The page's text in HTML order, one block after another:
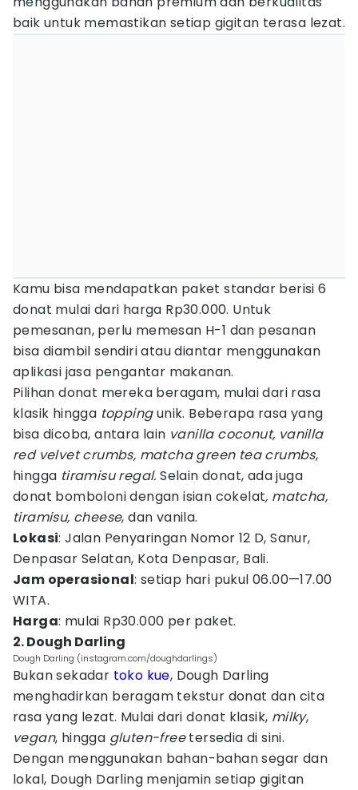
baik untuk memastikan setiap gigitan terasa lezat.
Kamu bisa mendapatkan paket standar berisi 6
donat mulai dari harga Rp30.000. Untuk
pemesanan, perlu memesan H-1 dan pesanan
bisa diambil sendiri atau diantar menggunakan
aplikasi jasa pengantar makanan.
Pilihan donat mereka beragam, mulai dari rasa
klasik hingga toppingunik. Beberapa rasa yang
bisa dicoba, antara lain vanilla coconut, vanilla
red velvet crumbs, matcha green tea crumbs,
hingga tiramisu regal. Selain donat, ada juga
donat bomboloni dengan isian cokelat, matcha,
tiramisu, cheese, dan vanila.
Lokasi: Jalan Penyaringan Nomor 12 D, Sanur,
Denpasar Selatan, Kota Denpasar, Bali.
Jam operasional: setiap hari pukul 06.00—17.00
WITA.
Harga: mulai Rp30.000 per paket.
2. Dough Darling
Dough Darling (instagram.com/doughdarlings)
Bukan sekadar toko kue, Dough Darling
menghadirkan beragam tekstur donat dan cita
rasa yang lezat. Mulai dari donat klasik, milky,
vegan, hingga gluten-freetersedia di sini.
Dengan menggunakan bahan-bahan segar dan
lokal, Dough Darling menjamin setiap gigitan